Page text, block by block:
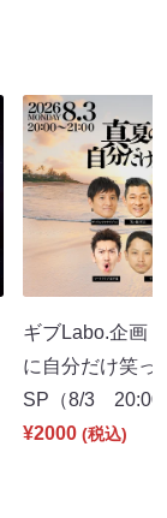
ギブLabo.企画
に自分だけ笑っ
SP（8/3 20:00
¥2000 (税込)